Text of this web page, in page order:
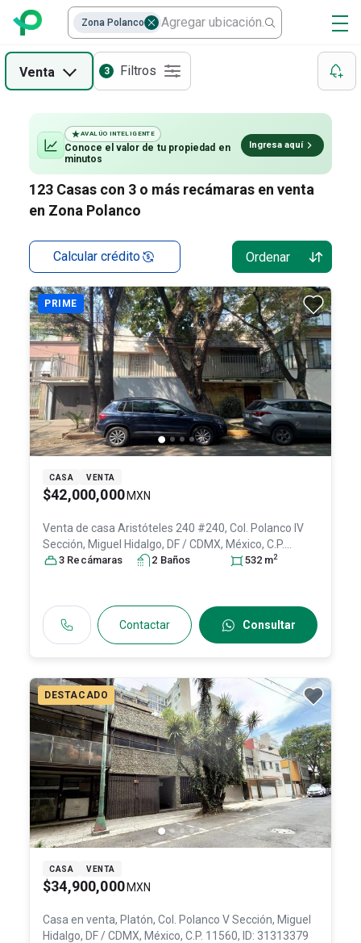
Venta 3 Filtros
123 Casas con 3 o más recámaras en venta
en Zona Polanco
Calcular crédito Ordenar
AVALÚO INTELIGENTE
Conoce el valor de tu propiedad en
minutos
Ingresa aquí
PRIME
CASA VENTA
$42,000,000 MXN
Venta de casa Aristóteles 240 #240, Col. Polanco IV
Sección, Miguel Hidalgo, DF / CDMX, México, C.P.
11550, ID:29249823
3 Recámaras 2 Baños 532 m2
Contactar Consultar
DESTACADO
CASA VENTA
$34,900,000 MXN
Casa en venta, Platón, Col. Polanco V Sección, Miguel
Hidalgo, DF / CDMX, México, C.P. 11560, ID: 31313379
Departamentos en renta en Polanco
Cuartos en renta en Polanco
Casas en condominio en renta en Polanco
Casas
Departamentos
Edificios
Locales
Zona Polanco